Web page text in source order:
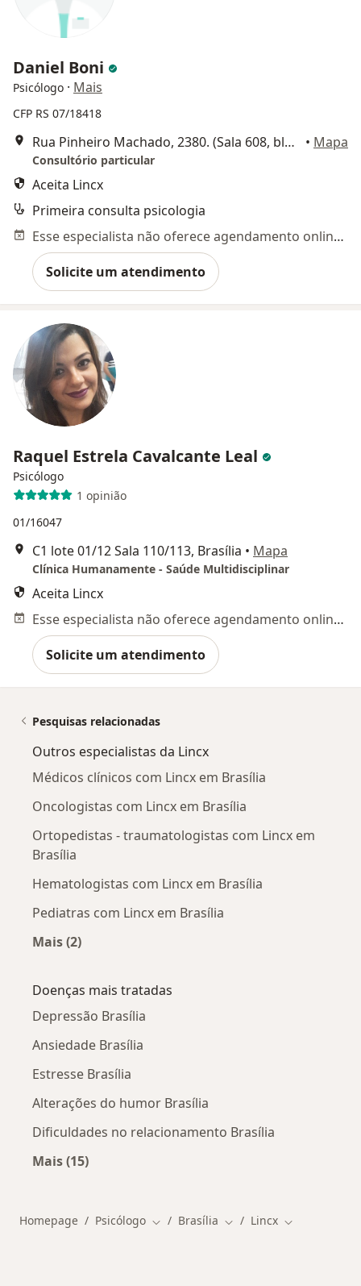
Daniel Boni
Psicólogo · Mais
CFP RS 07/18418
Rua Pinheiro Machado, 2380. (Sala 608, bloco B.), Santa Maria • Mapa
Consultório particular
Aceita Lincx
Primeira consulta psicologia
Esse especialista não oferece agendamento online para esse endereço.
Solicite um atendimento
Raquel Estrela Cavalcante Leal
Psicólogo
1 opinião
01/16047
C1 lote 01/12 Sala 110/113, Brasília • Mapa
Clínica Humanamente - Saúde Multidisciplinar
Aceita Lincx
Esse especialista não oferece agendamento online para esse endereço.
Solicite um atendimento
Pesquisas relacionadas
Outros especialistas da Lincx
Médicos clínicos com Lincx em Brasília
Oncologistas com Lincx em Brasília
Ortopedistas - traumatologistas com Lincx em
Brasília
Hematologistas com Lincx em Brasília
Pediatras com Lincx em Brasília
Mais (2)
Doenças mais tratadas
Depressão Brasília
Ansiedade Brasília
Estresse Brasília
Alterações do humor Brasília
Dificuldades no relacionamento Brasília
Mais (15)
Homepage Psicólogo Mudar de cidade
Brasília Mudar de cidade
Lincx Mudar de